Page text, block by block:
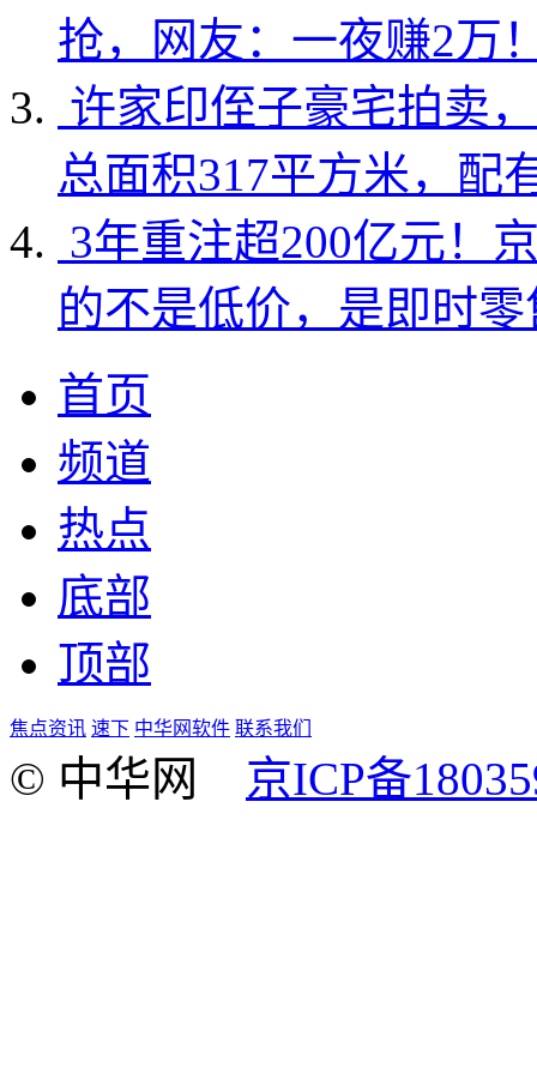
抢，网友：一夜赚2万
许家印侄子豪宅拍卖
总面积317平方米，配
3年重注超200亿元！
的不是低价，是即时
首页
频道
热点
底部
顶部
焦点资讯 速下 中华网软件 联系我们
© 中华网 京ICP备